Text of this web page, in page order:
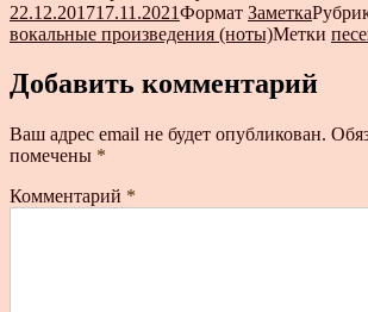
22.12.201717.11.2021Формат Заметка
вокальные произведения (ноты)Метки
Добавить комментарий
Ваш адрес email не будет опубликован.
помечены *
Комментарий *